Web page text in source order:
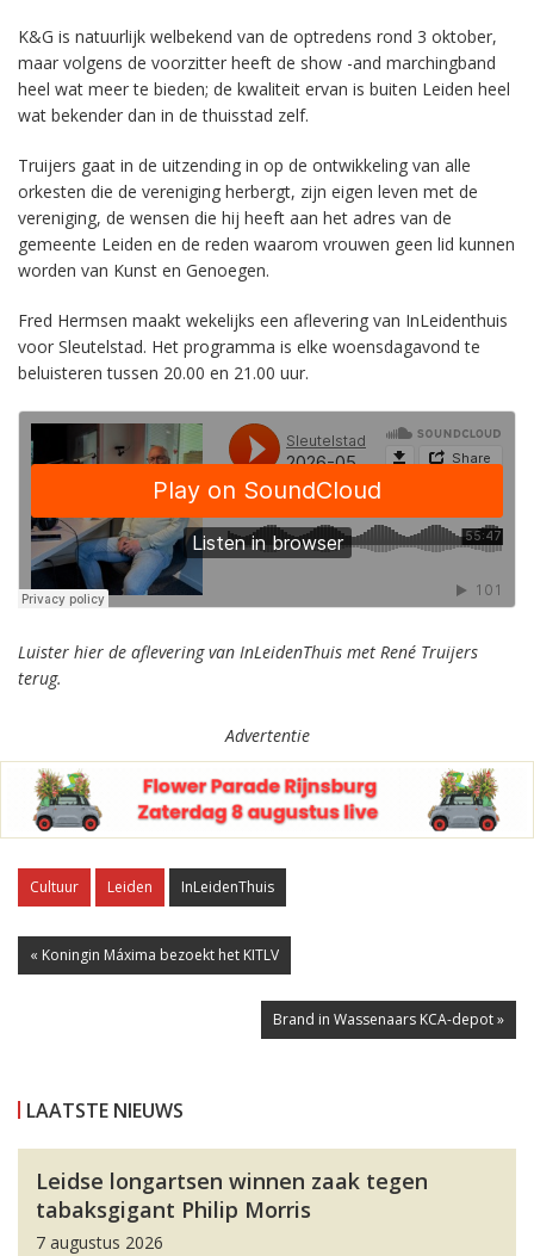
K&G is natuurlijk welbekend van de optredens rond 3 oktober,
maar volgens de voorzitter heeft de show -and marchingband
heel wat meer te bieden; de kwaliteit ervan is buiten Leiden heel
wat bekender dan in de thuisstad zelf.
Truijers gaat in de uitzending in op de ontwikkeling van alle
orkesten die de vereniging herbergt, zijn eigen leven met de
vereniging, de wensen die hij heeft aan het adres van de
gemeente Leiden en de reden waarom vrouwen geen lid kunnen
worden van Kunst en Genoegen.
Fred Hermsen maakt wekelijks een aflevering van InLeidenthuis
voor Sleutelstad. Het programma is elke woensdagavond te
beluisteren tussen 20.00 en 21.00 uur.
Luister hier de aflevering van InLeidenThuis met René Truijers
terug.
Advertentie
Cultuur Leiden InLeidenThuis
« Koningin Máxima bezoekt het KITLV
Brand in Wassenaars KCA-depot »
LAATSTE NIEUWS
Leidse longartsen winnen zaak tegen
tabaksgigant Philip Morris
7 augustus 2026